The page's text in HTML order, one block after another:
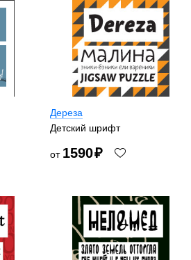
Дереза
Детский шрифт
от 1590₽